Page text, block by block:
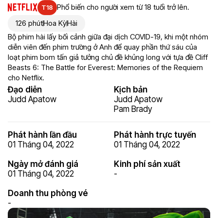
T18 Phổ biến cho người xem từ 18 tuổi trở lên.
126 phútHoa KỳHài
Bộ phim hài lấy bối cảnh giữa đại dịch COVID-19, khi một nhóm
diễn viên đến phim trường ở Anh để quay phần thứ sáu của
loạt phim bom tấn giả tưởng chủ đề khủng long với tựa đề Cliff
Beasts 6: The Battle for Everest: Memories of the Requiem
cho Netflix.
Đạo diễn
Judd Apatow
Kịch bản
Judd Apatow
Pam Brady
Phát hành lần đầu
01 Tháng 04, 2022
Phát hành trực tuyến
01 Tháng 04, 2022
Ngày mở đánh giá
01 Tháng 04, 2022
Kinh phí sản xuất
-
Doanh thu phòng vé
-